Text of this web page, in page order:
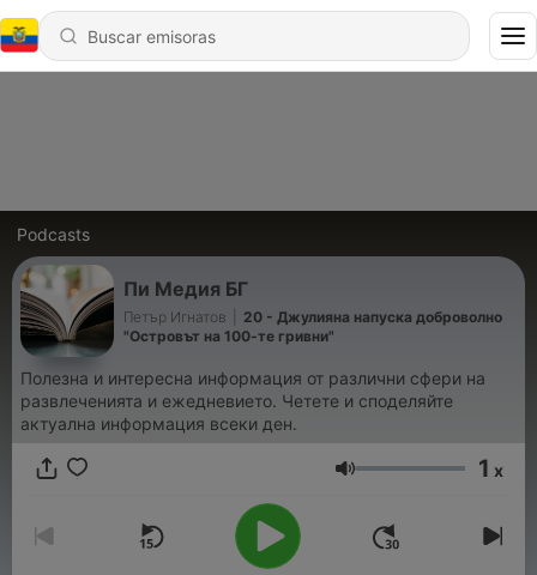
Podcasts
Пи Медия БГ
Петър Игнатов
20 - Джулияна напуска доброволно
"Островът на 100-те гривни"
Полезна и интересна информация от различни сфери на
развлеченията и ежедневието. Четете и споделяйте
актуална информация всеки ден.
Volumen 1 x